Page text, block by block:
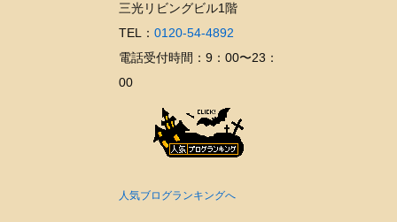
三光リビングビル1階
TEL： 0120-54-4892
電話受付時間：9：00〜23：
00
人気ブログランキングへ